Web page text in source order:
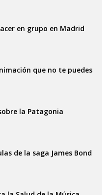
en grupo en Madrid
que no te puedes
la Patagonia
de la saga James Bond